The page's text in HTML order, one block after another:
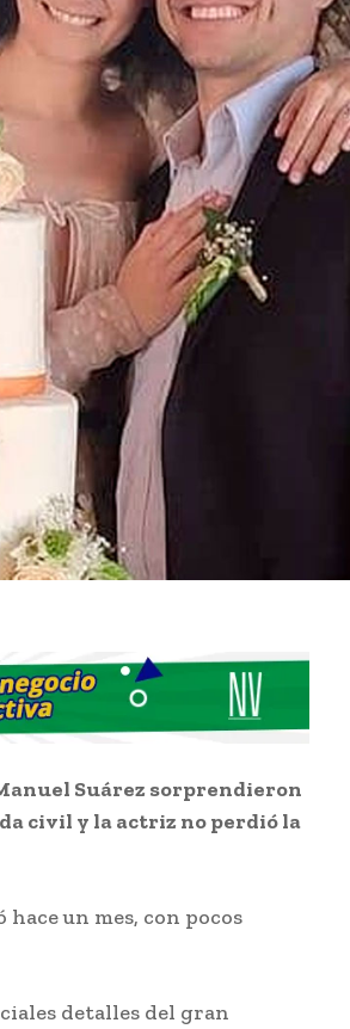
Suárez sorprendieron
civil y la actriz no perdió la
un mes, con pocos
detalles del gran